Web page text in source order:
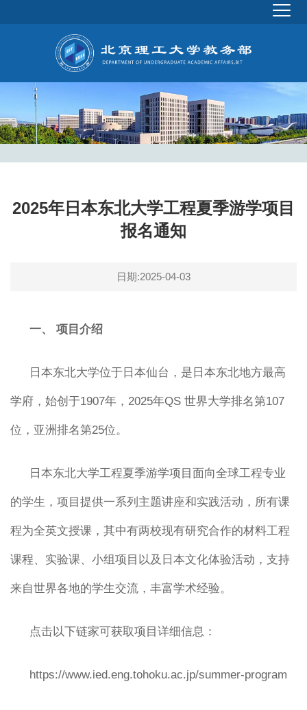
2025年日本东北大学工程夏季游学项目
报名通知
日期:2025-04-03
一、 项目介绍
日本东北大学位于日本仙台，是日本东北地方最高
学府，始创于1907年，2025年QS 世界大学排名第107
位，亚洲排名第25位。
日本东北大学工程夏季游学项目面向全球工程专业
的学生，项目提供一系列主题讲座和实践活动，所有课
程为全英文授课，其中有两校现有研究合作的材料工程
课程、实验课、小组项目以及日本文化体验活动，支持
来自世界各地的学生交流，丰富学术经验。
点击以下链家可获取项目详细信息：
https://www.ied.eng.tohoku.ac.jp/summer-program